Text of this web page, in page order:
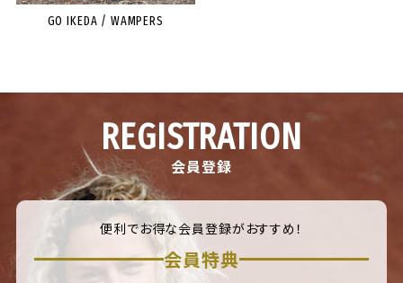
GO IKEDA / WAMPERS
REGISTRATION
会員登録
便利でお得な会員登録がおすすめ！
会員特典